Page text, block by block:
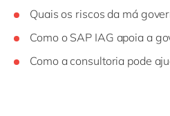
Quais os riscos da má
Como o SAP IAG apoia a
Como a consultoria pode